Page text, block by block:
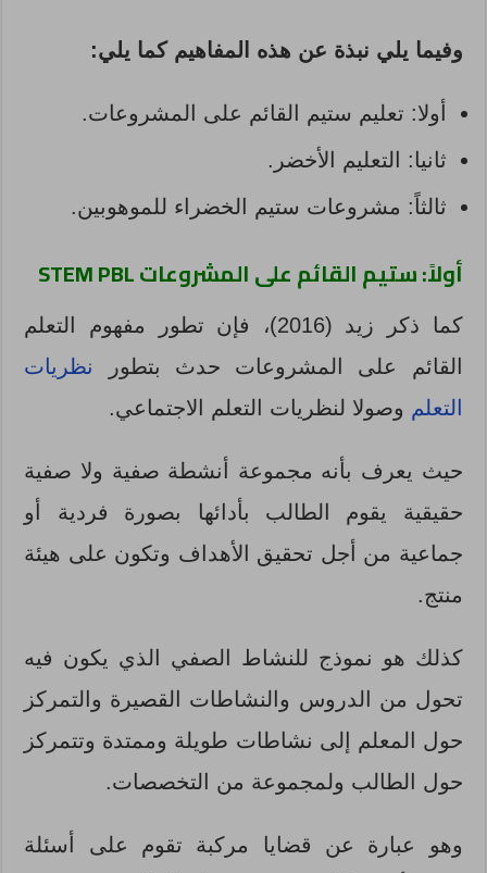
وفيما يلي نبذة عن هذه المفاهيم كما يلي:
أولا: تعليم ستيم القائم على المشروعات.
ثانيا: التعليم الأخضر.
ثالثاً: مشروعات ستيم الخضراء للموهوبين.
أولاً: ستيم القائم على المشروعاتSTEM PBL
كما ذكر زيد (2016)، فإن تطور مفهوم التعلم
القائم على المشروعات حدث بتطور
نظريات
التعلم وصولا لنظريات التعلم الاجتماعي.
حيث يعرف بأنه مجموعة أنشطة صفية ولا صفية
حقيقية يقوم الطالب بأدائها بصورة فردية أو
جماعية من أجل تحقيق الأهداف وتكون على هيئة
منتج.
كذلك هو نموذج للنشاط الصفي الذي يكون فيه
تحول من الدروس والنشاطات القصيرة والتمركز
حول المعلم إلى نشاطات طويلة وممتدة وتتمركز
حول الطالب ولمجموعة من التخصصات.
وهو عبارة عن قضايا مركبة تقوم على أسئلة